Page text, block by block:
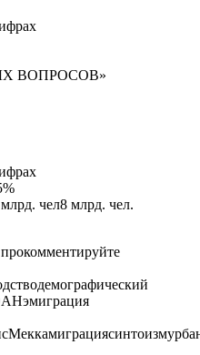
ВОПРОСОВ»
чел8 млрд. чел.